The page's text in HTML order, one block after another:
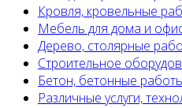
Кровля, кровельные
Мебель для дома и
Дерево, столярные
Строительное
Бетон, бетонные
Различные услуги,